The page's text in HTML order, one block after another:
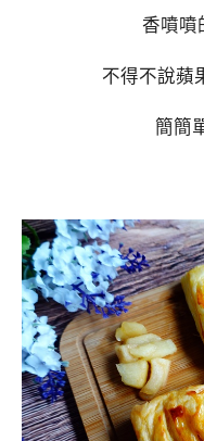
香噴噴
不得不說蘋
簡簡